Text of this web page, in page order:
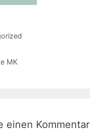
MK
einen Kommentar